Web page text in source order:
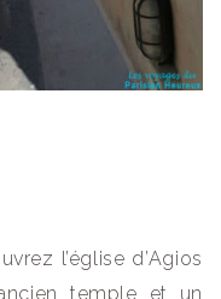
l’église d’Agios
temple et un